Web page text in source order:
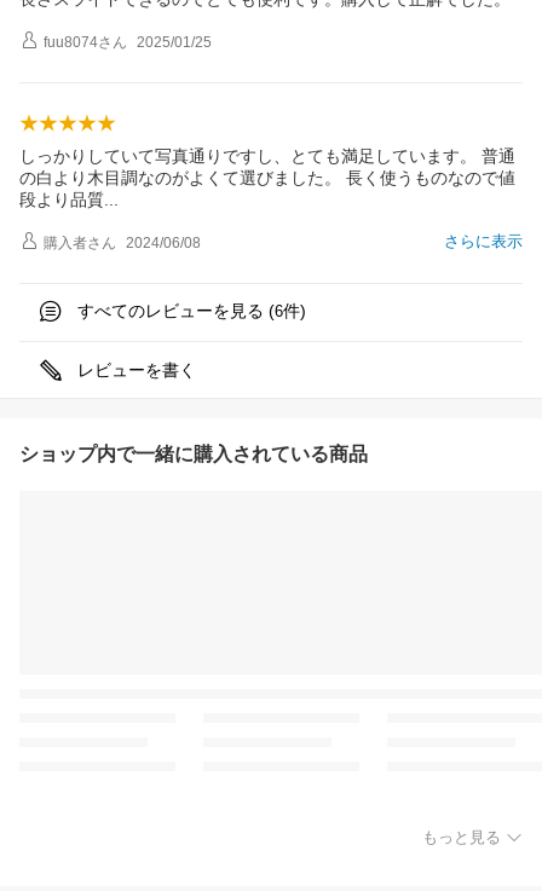
fuu8074さん 2025/01/25
しっかりしていて写真通りですし、とても満足しています。 普通
の白より木目調なのがよくて選びました。 長く使うものなので値
段より品質
さらに表示
購入者さん 2024/06/08
すべてのレビューを見る (6件)
レビューを書く
ショップ内で一緒に購入されている商品
もっと見る